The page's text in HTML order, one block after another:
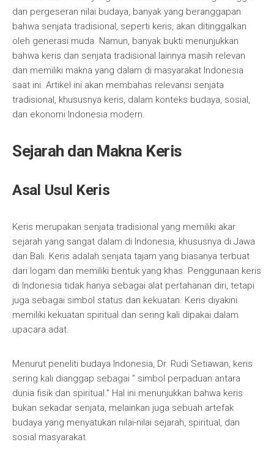
dan pergeseran nilai budaya, banyak yang beranggapan
bahwa senjata tradisional, seperti keris, akan ditinggalkan
oleh generasi muda. Namun, banyak bukti menunjukkan
bahwa keris dan senjata tradisional lainnya masih relevan
dan memiliki makna yang dalam di masyarakat Indonesia
saat ini. Artikel ini akan membahas relevansi senjata
tradisional, khususnya keris, dalam konteks budaya, sosial,
dan ekonomi Indonesia modern.
Sejarah dan Makna Keris
Asal Usul Keris
Keris merupakan senjata tradisional yang memiliki akar
sejarah yang sangat dalam di Indonesia, khususnya di Jawa
dan Bali. Keris adalah senjata tajam yang biasanya terbuat
dari logam dan memiliki bentuk yang khas. Penggunaan keris
di Indonesia tidak hanya sebagai alat pertahanan diri, tetapi
juga sebagai simbol status dan kekuatan. Keris diyakini
memiliki kekuatan spiritual dan sering kali dipakai dalam
upacara adat.
Menurut peneliti budaya Indonesia, Dr. Rudi Setiawan, keris
sering kali dianggap sebagai ” simbol perpaduan antara
dunia fisik dan spiritual.” Hal ini menunjukkan bahwa keris
bukan sekadar senjata, melainkan juga sebuah artefak
budaya yang menyatukan nilai-nilai sejarah, spiritual, dan
sosial masyarakat.